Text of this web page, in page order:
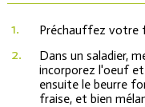
1. Préchauffez votre
2.
Dans un saladier,
incorporez l'oeuf
ensuite le beurre
fraise, et bien